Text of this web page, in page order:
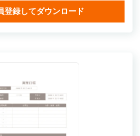
登録してダウンロード